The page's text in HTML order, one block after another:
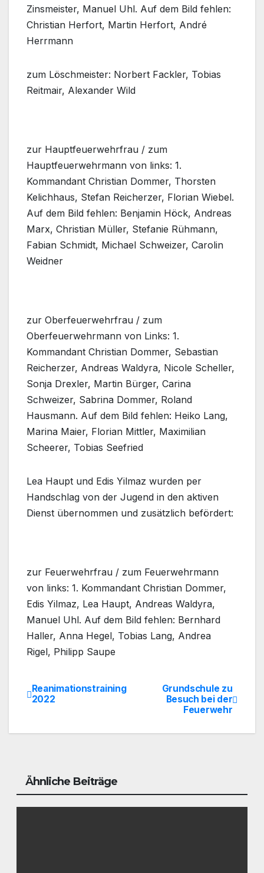
Zinsmeister, Manuel Uhl. Auf dem Bild fehlen:
Christian Herfort, Martin Herfort, André
Herrmann
zum Löschmeister: Norbert Fackler, Tobias
Reitmair, Alexander Wild
zur Hauptfeuerwehrfrau / zum
Hauptfeuerwehrmann von links: 1.
Kommandant Christian Dommer, Thorsten
Kelichhaus, Stefan Reicherzer, Florian Wiebel.
Auf dem Bild fehlen: Benjamin Höck, Andreas
Marx, Christian Müller, Stefanie Rühmann,
Fabian Schmidt, Michael Schweizer, Carolin
Weidner
zur Oberfeuerwehrfrau / zum
Oberfeuerwehrmann von Links: 1.
Kommandant Christian Dommer, Sebastian
Reicherzer, Andreas Waldyra, Nicole Scheller,
Sonja Drexler, Martin Bürger, Carina
Schweizer, Sabrina Dommer, Roland
Hausmann. Auf dem Bild fehlen: Heiko Lang,
Marina Maier, Florian Mittler, Maximilian
Scheerer, Tobias Seefried
Lea Haupt und Edis Yilmaz wurden per
Handschlag von der Jugend in den aktiven
Dienst übernommen und zusätzlich befördert:
zur Feuerwehrfrau / zum Feuerwehrmann
von links: 1. Kommandant Christian Dommer,
Edis Yilmaz, Lea Haupt, Andreas Waldyra,
Manuel Uhl. Auf dem Bild fehlen: Bernhard
Haller, Anna Hegel, Tobias Lang, Andrea
Rigel, Philipp Saupe
Beitrags-
Grundschule zu
Besuch bei der
Feuerwehr
Reanimationstraining
2022
Ähnliche Beiträge